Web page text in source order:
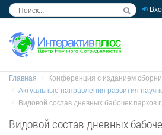
Главная
Конференция с изданием
Актуальные направления развития
Видовой состав дневных бабочек парков
Видовой состав дневных